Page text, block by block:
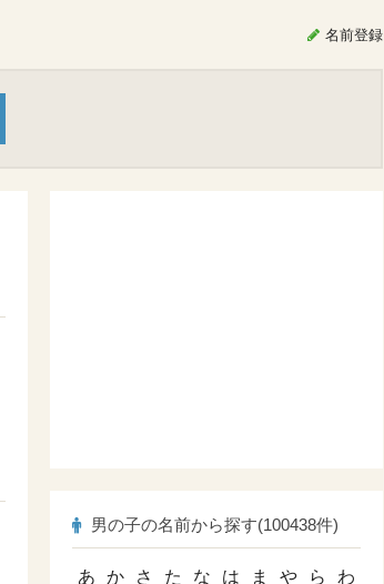
名前登録
男の子の名前から探す(100438件)
あ か さ た な は ま や ら わ